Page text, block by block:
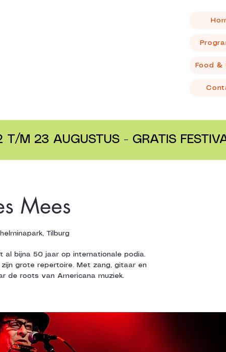
Food &
T/M 23 AUGUSTUS - GRATIS
Mees
Tilburg
bijna 50 jaar op internationale podia.
grote repertoire. Met zang, gitaar en
de roots van Americana muziek.